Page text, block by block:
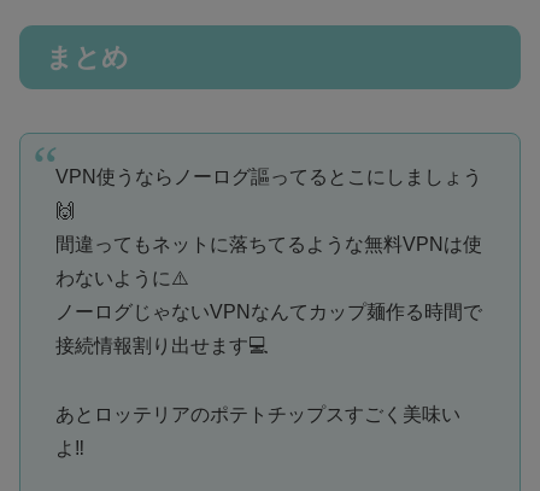
まとめ
VPN使うならノーログ謳ってるとこにしましょう
🙌
間違ってもネットに落ちてるような無料VPNは使
わないように⚠️
ノーログじゃないVPNなんてカップ麺作る時間で
接続情報割り出せます💻
あとロッテリアのポテトチップスすごく美味い
よ‼️